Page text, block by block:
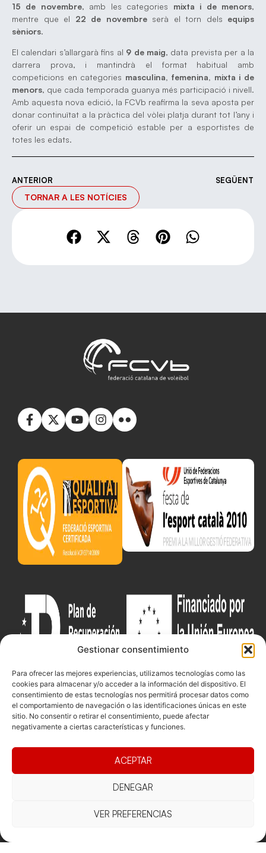
Gestionar consentimiento
Para ofrecer las mejores experiencias, utilizamos tecnologías como las
cookies para almacenar y/o acceder a la información del dispositivo. El
consentimiento de estas tecnologías nos permitirá procesar datos como
el comportamiento de navegación o las identificaciones únicas en este
sitio. No consentir o retirar el consentimiento, puede afectar
negativamente a ciertas características y funciones.
ACEPTAR
DENEGAR
VER PREFERENCIAS
15 de novembre, amb les categories mixta i de menors,
mentre que el 22 de novembreserà el torn dels equips
sèniors.
El calendari s’allargarà fins al 9 de maig, data prevista per a la
darrera prova, i mantindrà el format habitual amb
competicions en categories masculina, femenina, mixta i de
menors, que cada temporada guanya més participació i nivell.
Amb aquesta nova edició, la FCVb reafirma la seva aposta per
donar continuïtat a la pràctica del vòlei platja durant tot l’any i
oferir un espai de competició estable per a esportistes de
totes les edats.
ANTERIOR SEGÜENT
TORNAR A LES NOTÍCIES
Federació
Presidència
directiva
Competicions
Competiciones
Competiciones
Playa
Vólei neu
Documentacio
Funcionament
Transparència
Eleccions
Contacte